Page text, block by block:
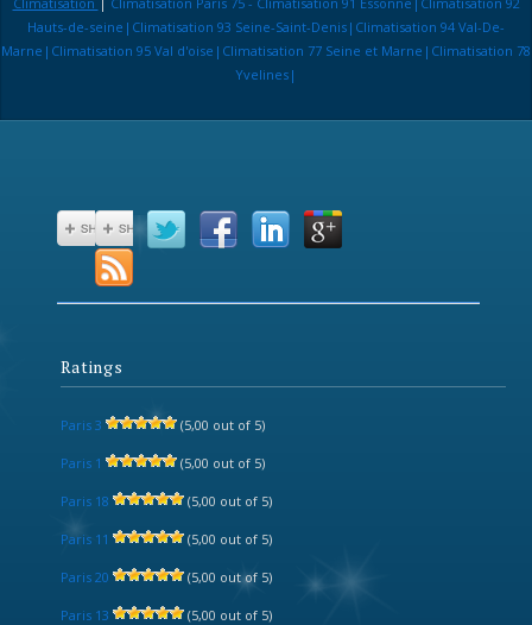
Hauts-de-seine|Climatisation 93 Seine-Saint-Denis|Climatisation 94 Val-De-
Marne|Climatisation 95 Val d'oise|Climatisation 77 Seine et Marne|Climatisation 78
Yvelines|
Ratings
Paris 3 (5,00 out of 5)
Paris 1 (5,00 out of 5)
Paris 18 (5,00 out of 5)
Paris 11 (5,00 out of 5)
Paris 20 (5,00 out of 5)
Paris 13 (5,00 out of 5)